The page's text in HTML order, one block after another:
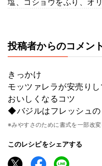
投稿者からのコメン
きっかけ
モッツァレラが安売り
おいしくなるコツ
◆バジルはフレッシュの
※みやすさのために書式を一部改変
このレシピをシェアする